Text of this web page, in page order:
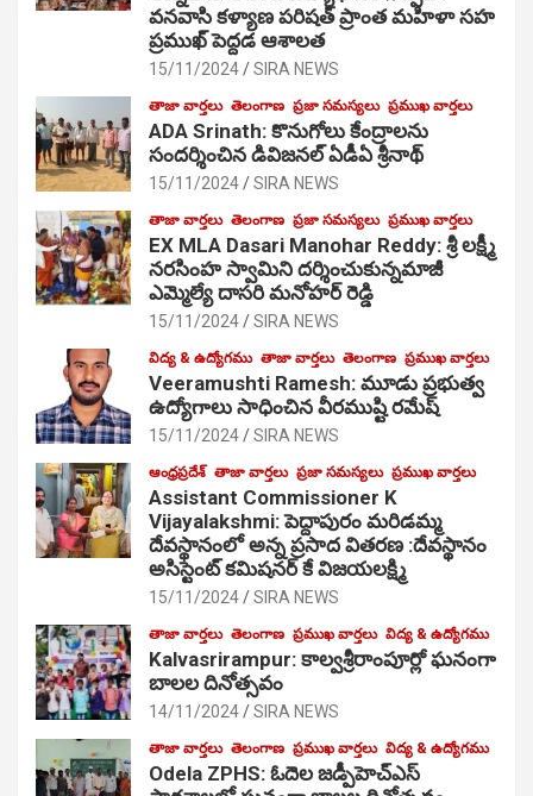
వనవాసి కళ్యాణ పరిషత్ ప్రాంత మహిళా సహ
ప్రముఖ్ పెద్దడ ఆశాలత
15/11/2024 SIRA NEWS
తాజా వార్తలు తెలంగాణ ప్రజా సమస్యలు ప్రముఖ వార్తలు
ADA Srinath: కొనుగోలు కేంద్రాల‌ను
సంద‌ర్శించిన డివిజనల్ ఏడీఏ శ్రీనాథ్
15/11/2024 SIRA NEWS
తాజా వార్తలు తెలంగాణ ప్రజా సమస్యలు ప్రముఖ వార్తలు
EX MLA Dasari Manohar Reddy: శ్రీ లక్ష్మీ
నరసింహ స్వామిని దర్శించుకున్నమాజీ
ఎమ్మెల్యే దాసరి మనోహర్ రెడ్డి
15/11/2024 SIRA NEWS
విద్య & ఉద్యోగము తాజా వార్తలు తెలంగాణ ప్రముఖ వార్తలు
Veeramushti Ramesh: మూడు ప్రభుత్వ
ఉద్యోగాలు సాధించిన వీరముష్టి రమేష్
15/11/2024 SIRA NEWS
ఆంధ్రప్రదేశ్ తాజా వార్తలు ప్రజా సమస్యలు ప్రముఖ వార్తలు
Assistant Commissioner K
Vijayalakshmi: పెద్దాపురం మరిడమ్మ
దేవస్థానంలో అన్న ప్రసాద వితరణ :దేవస్థానం
అసిస్టెంట్ కమిషనర్ కే విజయలక్ష్మి
15/11/2024 SIRA NEWS
తాజా వార్తలు తెలంగాణ ప్రముఖ వార్తలు విద్య & ఉద్యోగము
Kalvasrirampur: కాల్వశ్రీరాంపూర్లో ఘనంగా
బాలల దినోత్సవం
14/11/2024 SIRA NEWS
తాజా వార్తలు తెలంగాణ ప్రముఖ వార్తలు విద్య & ఉద్యోగము
Odela ZPHS: ఓదెల జ‌డ్పీహెచ్ఎస్